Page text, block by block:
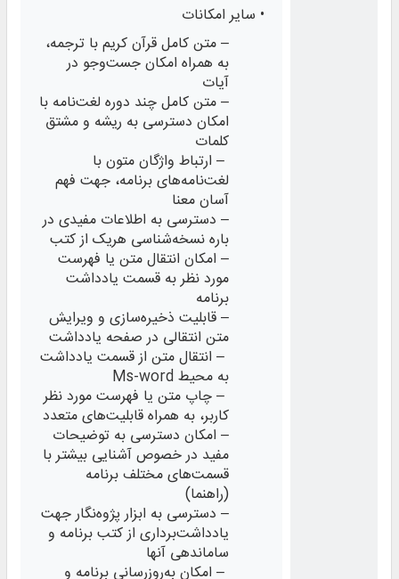
• سایر امکانات
– متن کامل قرآن کریم با ترجمه،
به همراه امکان جست‌وجو در
آیات
– متن کامل چند دوره لغت‌نامه با
امکان دسترسی به ریشه و مشتق
کلمات
– ارتباط واژگان متون با
لغت‌نامه‌های برنامه، جهت فهم
آسان معنا
– دسترسی به اطلاعات مفیدی در
باره نسخه‌شناسی هریک از کتب
– امکان انتقال متن یا فهرست
مورد نظر به قسمت یادداشت
برنامه
– قابلیت ذخیره‌‌سازی و ویرایش
متن انتقالی در صفحه یادداشت
– انتقال متن از قسمت یادداشت
به محیط Ms-word
– چاپ متن یا فهرست مورد نظر
کاربر، به همراه قابلیت‌های متعدد
– امکان دسترسی به توضیحات
مفید در خصوص آشنایی بیشتر با
قسمت‌های مختلف برنامه
(راهنما)
– دسترسی به ابزار پژوه‌نگار جهت
یادداشت‌برداری از کتب برنامه و
ساماندهی آنها
– امکان به‌روزرسانی برنامه و